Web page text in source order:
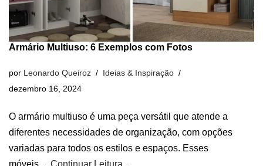
Armário Multiuso: 6 Exemplos com Fotos
por Leonardo Queiroz
Ideias & Inspiração
dezembro 16, 2024
O armário multiuso é uma peça versátil que atende a
diferentes necessidades de organização, com opções
variadas para todos os estilos e espaços. Esses
móveis… Continuar Leitura…